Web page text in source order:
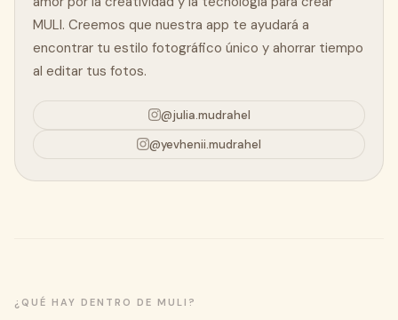
MULI. Creemos que nuestra app te ayudará a
encontrar tu estilo fotográfico único y ahorrar tiempo
al editar tus fotos.
@julia.mudrahel
@yevhenii.mudrahel
¿QUÉ HAY DENTRO DE MULI?